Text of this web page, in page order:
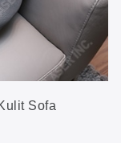
Sofa